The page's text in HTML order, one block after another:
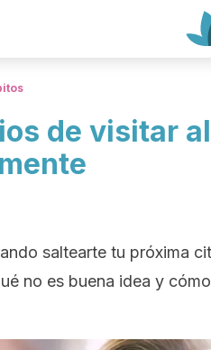
de visitar
saltearte tu próxima
no es buena idea y